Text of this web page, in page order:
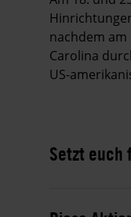
nachdem
Carolina
US-
Setzt euch